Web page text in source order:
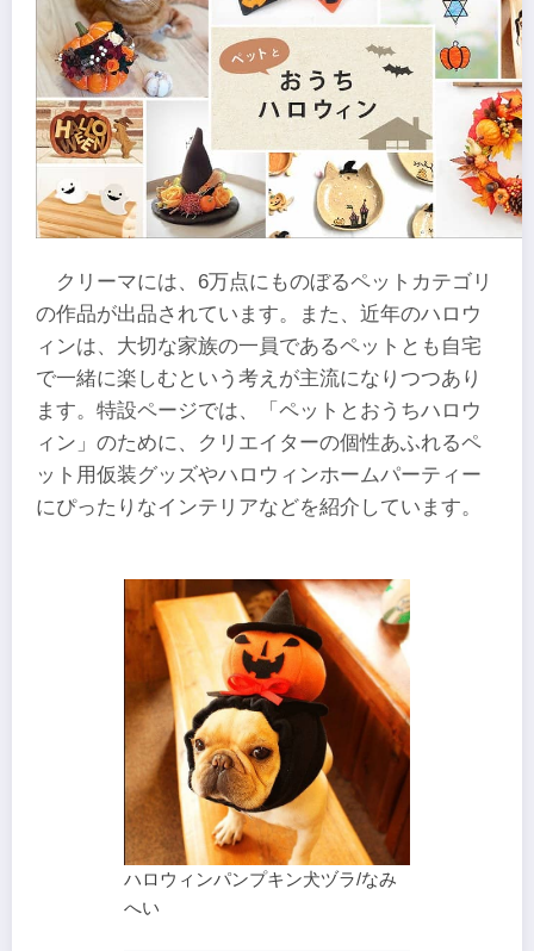
クリーマには、6万点にものぼるペットカテゴリ
の作品が出品されています。また、近年のハロウ
ィンは、大切な家族の一員であるペットとも自宅
で一緒に楽しむという考えが主流になりつつあり
ます。特設ページでは、「ペットとおうちハロウ
ィン」のために、クリエイターの個性あふれるペ
ット用仮装グッズやハロウィンホームパーティー
にぴったりなインテリアなどを紹介しています。
ハロウィンパンプキン犬ヅラ/なみ
へい